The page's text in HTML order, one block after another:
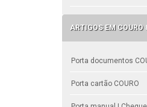
ARTIGOS EM
Porta documentos
Porta cartão COURO